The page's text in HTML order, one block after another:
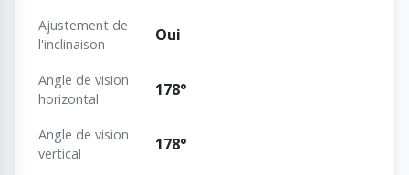
Ajustement de
l'inclinaison
Oui
Angle de vision
horizontal
178°
Angle de vision
vertical
178°